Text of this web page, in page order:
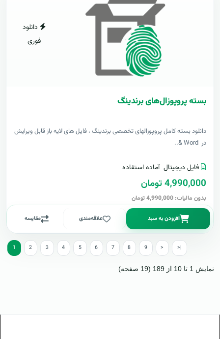
دانلود
فوری
بسته پروپوزال‌های برندینگ
دانلود بسته کامل پروپوزالهای تخصصی برندینگ ، فایل های لایه باز قابل ویرایش
در Word &..
فایل دیجیتال آماده استفاده
4,990,000 تومان
بدون مالیات: 4,990,000 تومان
افزودن به سبد علاقه‌مندی مقایسه
1 2 3 4 5 6 7 8 9 > >|
نمایش 1 تا 10 از 189 (19 صفحه)